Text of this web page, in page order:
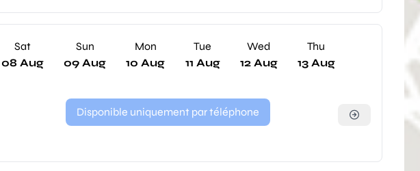
Sat
08 Aug
Sun
09 Aug
Mon
10 Aug
Tue
11 Aug
Wed
12 Aug
Thu
13 Aug
Disponible uniquement par téléphone